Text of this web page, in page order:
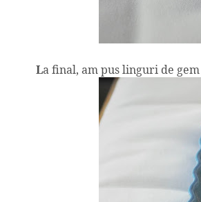
La final, am pus linguri de